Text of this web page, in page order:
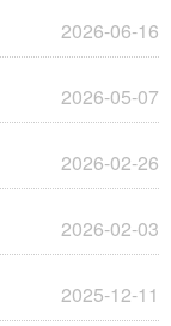
2026-06-16
2026-05-07
2026-02-26
2026-02-03
2025-12-11